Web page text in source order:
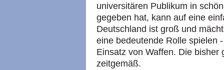
universitären Publikum in
gegeben hat, kann auf eine
Deutschland ist groß und
eine bedeutende Rolle spielen
Einsatz von Waffen. Die
zeitgemäß.